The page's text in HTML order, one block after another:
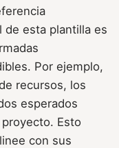
de esta plantilla es
Por ejemplo,
recursos, los
esperados
Esto
con sus